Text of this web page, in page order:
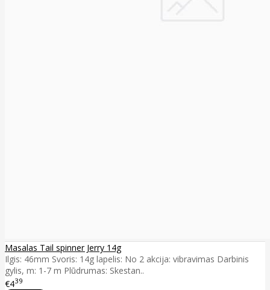
Masalas Tail spinner Jerry 14g
Ilgis: 46mm Svoris: 14g lapelis: No 2 akcija: vibravimas Darbinis
gylis, m: 1-7 m Plūdrumas: Skestan..
€439